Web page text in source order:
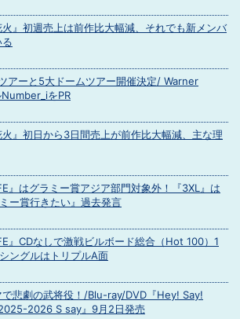
』初週売上は前作比大幅減、それでも新メンバ
アーと5大ドームツアー開催決定/ Warner
をPR
』初日から3日間売上が前作比大幅減、主な理
』はグラミー賞アジア部門対象外！『3XL』は
ー賞行きたい』過去発言
』CDなしで激戦ビルボード総合（Hot 100）1
ングルはトリプルA面
で悲劇の武将役！/Blu-ray/DVD『Hey! Say!
2026 S say』9月2日発売